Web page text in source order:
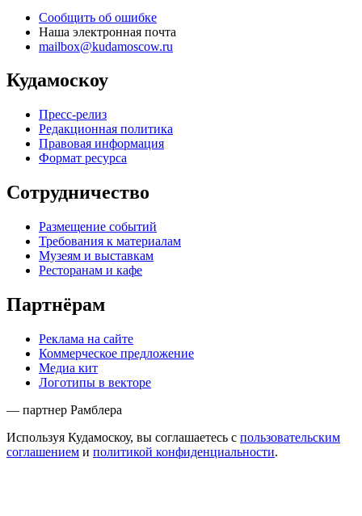
Сообщить об ошибке
Наша электронная почта
mailbox@kudamoscow.ru
Кудамоскоу
Пресс-релиз
Редакционная политика
Правовая информация
Формат ресурса
Сотрудничество
Размещение событий
Требования к материалам
Музеям и выставкам
Ресторанам и кафе
Партнёрам
Реклама на сайте
Коммерческое предложение
Медиа кит
Логотипы в векторе
— партнер Рамблера
Используя Кудамоскоу, вы соглашаетесь с пользовательским
соглашением и политикой конфиденциальности.